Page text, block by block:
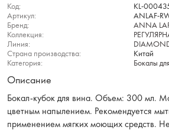
Код:
KL-
Артикул:
ANLAF-
Бренд:
ANNA
Коллекция:
Линия:
Страна производства:
Китай
Категория:
Бокалы
Описание
Бокал-кубок для вина. Объем: 300 мл.
цветным напылением. Рекомендуется
применением мягких моющих средств. Не